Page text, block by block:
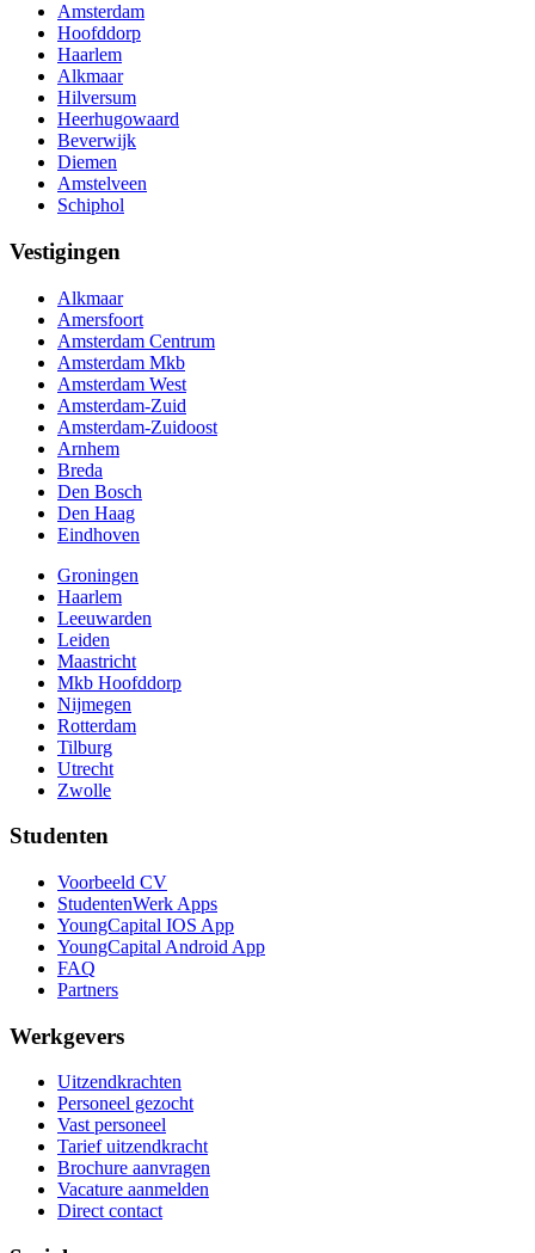
Amsterdam
Hoofddorp
Haarlem
Alkmaar
Hilversum
Heerhugowaard
Beverwijk
Diemen
Amstelveen
Schiphol
Vestigingen
Alkmaar
Amersfoort
Amsterdam Centrum
Amsterdam Mkb
Amsterdam West
Amsterdam-Zuid
Amsterdam-Zuidoost
Arnhem
Breda
Den Bosch
Den Haag
Eindhoven
Groningen
Haarlem
Leeuwarden
Leiden
Maastricht
Mkb Hoofddorp
Nijmegen
Rotterdam
Tilburg
Utrecht
Zwolle
Studenten
Voorbeeld CV
StudentenWerk Apps
YoungCapital IOS App
YoungCapital Android App
FAQ
Partners
Werkgevers
Uitzendkrachten
Personeel gezocht
Vast personeel
Tarief uitzendkracht
Brochure aanvragen
Vacature aanmelden
Direct contact